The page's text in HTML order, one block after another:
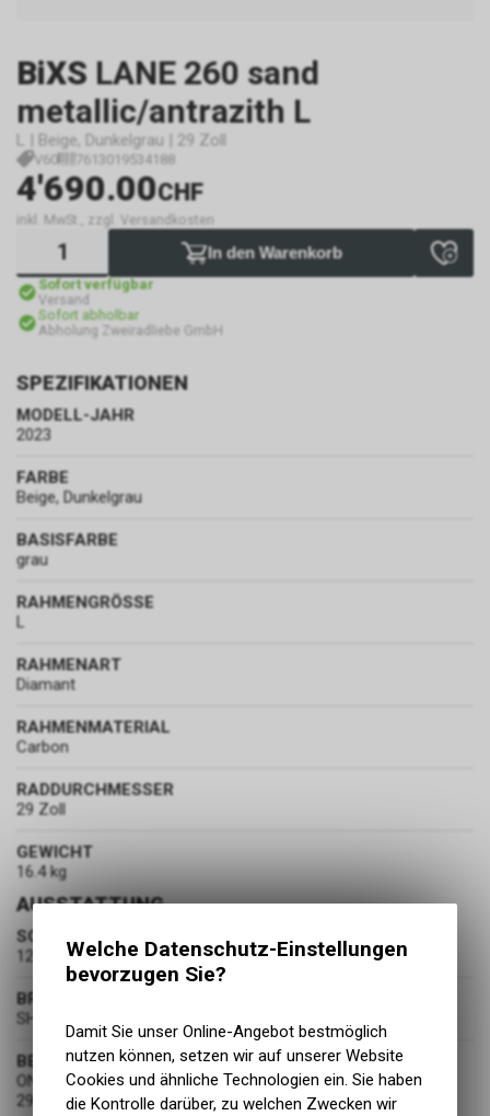
BiXS LANE 260 sand
metallic/antrazith L
L | Beige, Dunkelgrau | 29 Zoll
V60 7613019534188
4'690.00CHF
inkl. MwSt., zzgl. Versandkosten
In den Warenkorb
Sofort verfügbar
Versand
Sofort abholbar
Abholung Zweiradliebe GmbH
SPEZIFIKATIONEN
MODELL-JAHR
2023
FARBE
Beige, Dunkelgrau
BASISFARBE
grau
RAHMENGRÖSSE
L
RAHMENART
Diamant
RAHMENMATERIAL
Carbon
RADDURCHMESSER
29 Zoll
GEWICHT
16.4 kg
AUSSTATTUNG
SCHALTUNG
12-Speed
BREMSEN
SHIMANO BL-M6100
BEREIFUNG
ONZA AQUILA, KEVLAR FOLDABLE, TUBELESS READY,
29x2.5",TRC
Welche Datenschutz-Einstellungen
bevorzugen Sie?
Damit Sie unser Online-Angebot bestmöglich
nutzen können, setzen wir auf unserer Website
Cookies und ähnliche Technologien ein. Sie haben
die Kontrolle darüber, zu welchen Zwecken wir